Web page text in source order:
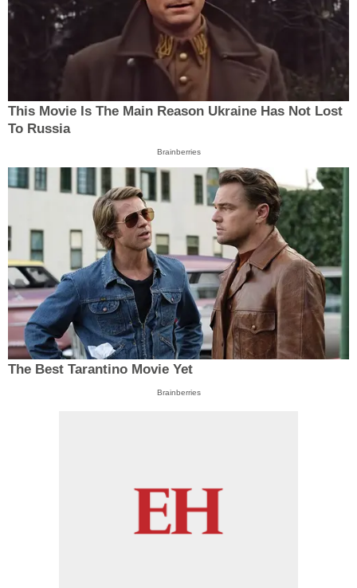
This Movie Is The Main Reason Ukraine Has Not Lost
To Russia
Brainberries
The Best Tarantino Movie Yet
Brainberries